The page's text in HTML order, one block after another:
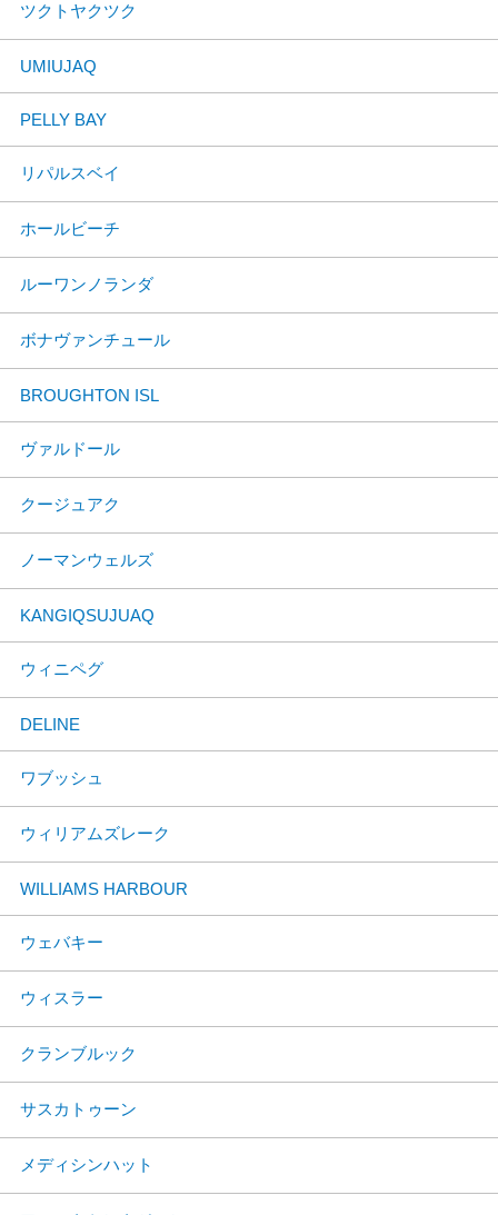
ツクトヤクツク
UMIUJAQ
PELLY BAY
リパルスベイ
ホールビーチ
ルーワンノランダ
ボナヴァンチュール
BROUGHTON ISL
ヴァルドール
クージュアク
ノーマンウェルズ
KANGIQSUJUAQ
ウィニペグ
DELINE
ワブッシュ
ウィリアムズレーク
WILLIAMS HARBOUR
ウェバキー
ウィスラー
クランブルック
サスカトゥーン
メディシンハット